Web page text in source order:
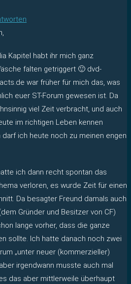
Kapitel habt ihr mich ganz
falten getriggert 🙂 dvd-
war früher für mich das, was
euer ST-Forum gewesen ist. Da
viel Zeit verbracht, und auch
im richtigen Leben kennen
darf ich heute noch zu meinen engen
ich dann recht spontan das
verloren, es wurde Zeit für einen
Da besagter Freund damals auch
Gründer und Besitzer von CF)
lange vorher, dass die ganze
sollte. Ich hatte danach noch zwei
„unter neuer (kommerzieller)
irgendwann musste auch mal
das aber mittlerweile überhaupt